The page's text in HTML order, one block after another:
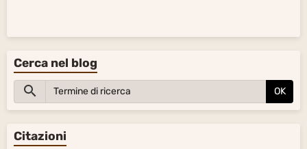
Cerca nel blog
OK
Citazioni